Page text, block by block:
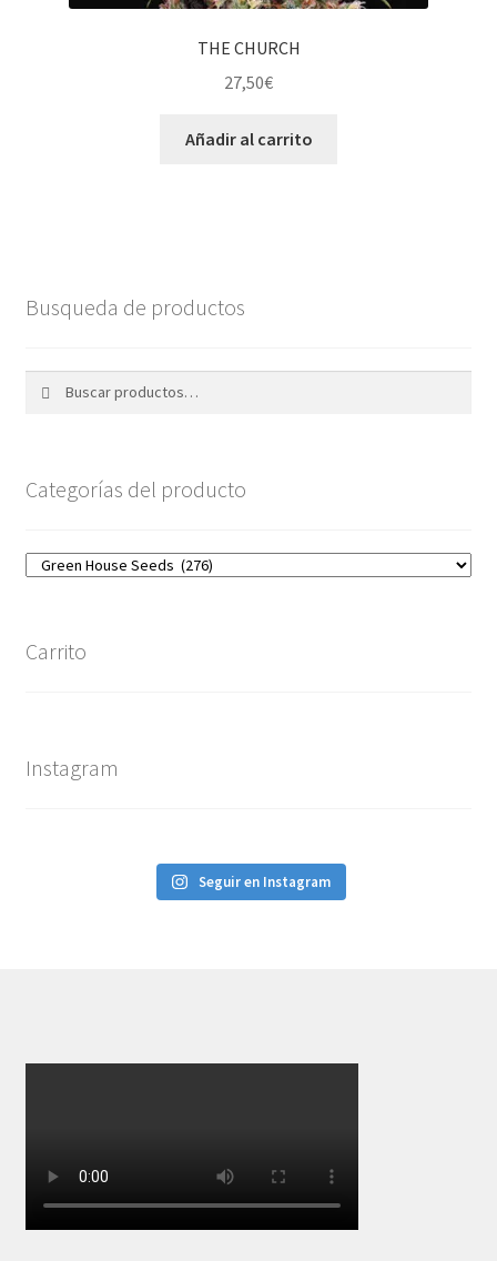
THE CHURCH
27,50€
Añadir al carrito
Busqueda de productos
Categorías del producto
Carrito
Instagram
Seguir en Instagram